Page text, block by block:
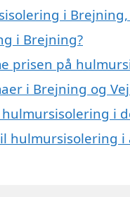
i
i Brejning?
prisen på
i Brejning og
i
hulmursisolering